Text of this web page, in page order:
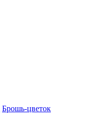
Брошь-цветок